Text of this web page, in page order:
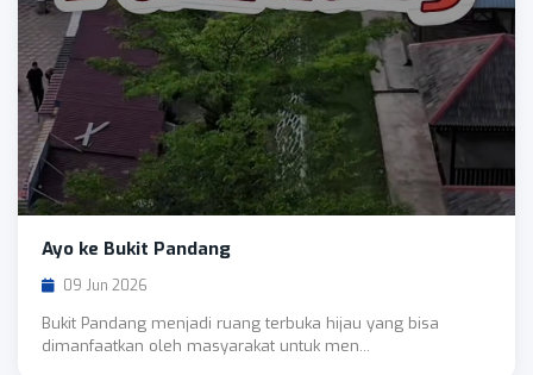
Ayo ke Bukit Pandang
09 Jun 2026
Bukit Pandang menjadi ruang terbuka hijau yang bisa
dimanfaatkan oleh masyarakat untuk men...